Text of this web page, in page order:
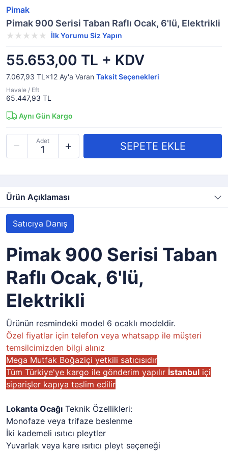
Pimak
Pimak 900 Serisi Taban Raflı Ocak, 6'lü, Elektrikli
İlk Yorumu Siz Yapın
55.653,00 TL + KDV
7.067,93 TL×12 Ay'a Varan Taksit Seçenekleri
Havale / Eft
65.447,93 TL
Aynı Gün Kargo
Adet
Ürün Açıklaması
Satıcıya Danış
Pimak 900 Serisi Taban
Raflı Ocak, 6'lü,
Elektrikli
Ürünün resmindeki model 6 ocaklı modeldir.
Özel fiyatlar için telefon veya whatsapp ile müşteri
temsilcimizden bilgi alınız
Mega Mutfak Boğaziçi yetkili satıcısıdır
Tüm Türkiye'ye kargo ile gönderim yapılır İstanbul içi
siparişler kapıya teslim edilir
Lokanta Ocağı Teknik Özellikleri:
Monofaze veya trifaze beslenme
İki kademeli ısıtıcı pleytler
Yuvarlak veya kare ısıtıcı pleyt seçeneği